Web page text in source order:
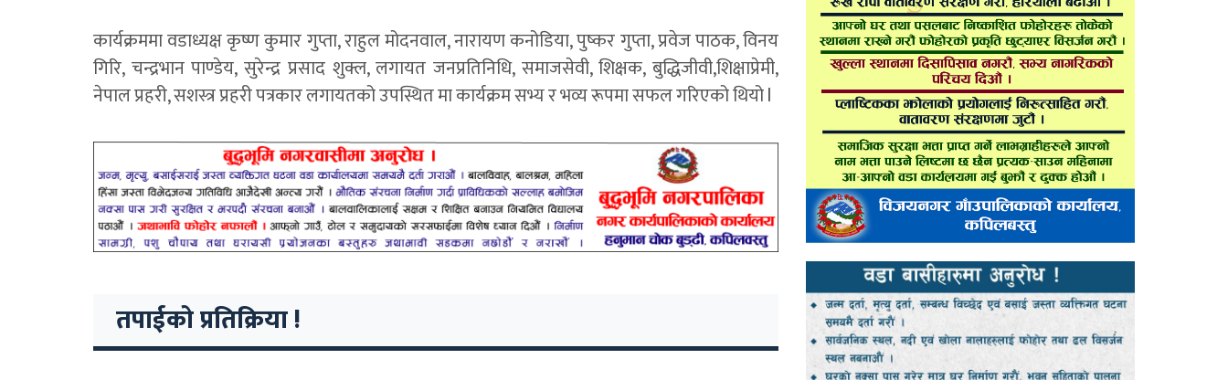
कार्यक्रममा वडाध्यक्ष कृष्ण कुमार गुप्ता, राहुल मोदनवाल, नारायण कनोडिया, पुष्कर गुप्ता, प्रवेज पाठक, विनय
गिरि, चन्द्रभान पाण्डेय, सुरेन्द्र प्रसाद शुक्ल, लगायत जनप्रतिनिधि, समाजसेवी, शिक्षक, बुद्धिजीवी,शिक्षाप्रेमी,
नेपाल प्रहरी, सशस्त्र प्रहरी पत्रकार लगायतको उपस्थित मा कार्यक्रम सभ्य र भव्य रूपमा सफल गरिएको थियो l
तपाईको प्रतिक्रिया !